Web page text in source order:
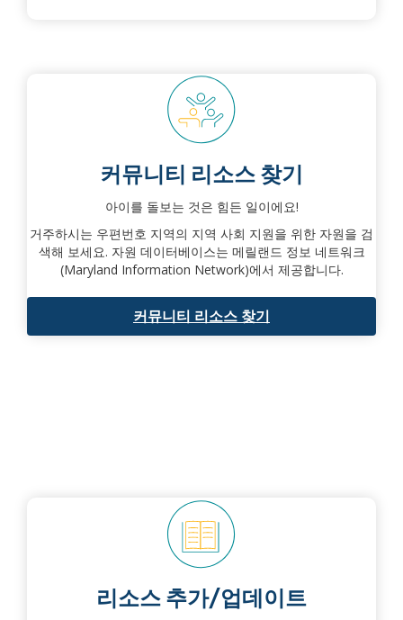
커뮤니티 리소스 찾기
아이를 돌보는 것은 힘든 일이에요!
거주하시는 우편번호 지역의 지역 사회 지원을 위한 자원을 검
색해 보세요. 자원 데이터베이스는 메릴랜드 정보 네트워크
(Maryland Information Network)에서 제공합니다.
커뮤니티 리소스 찾기
리소스 추가/업데이트